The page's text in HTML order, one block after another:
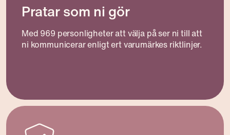
Pratar som ni gör
Med 969 personligheter att välja på ser ni till att
ni kommunicerar enligt ert varumärkes riktlinjer.